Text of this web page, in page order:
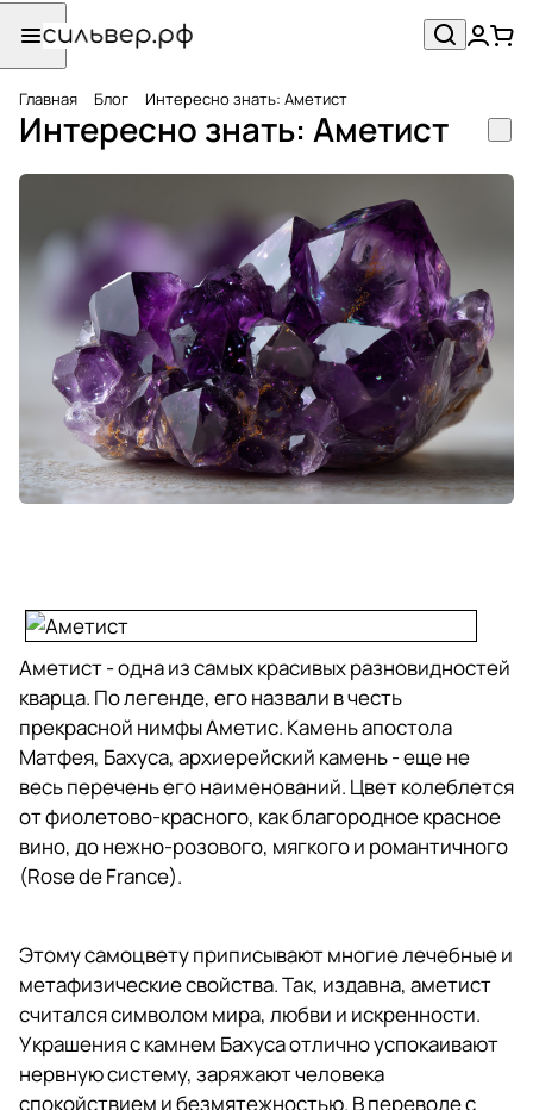
Главная Блог Интересно знать: Аметист
Интересно знать: Аметист
Аметист - одна из самых красивых разновидностей
кварца. По легенде, его назвали в честь
прекрасной нимфы Аметис. Камень апостола
Матфея, Бахуса, архиерейский камень - еще не
весь перечень его наименований. Цвет колеблется
от фиолетово-красного, как благородное красное
вино, до нежно-розового, мягкого и романтичного
(Rose de France).
Этому самоцвету приписывают многие лечебные и
метафизические свойства. Так, издавна, аметист
считался символом мира, любви и искренности.
Украшения с камнем Бахуса отлично успокаивают
нервную систему, заряжают человека
спокойствием и безмятежностью. В переводе с